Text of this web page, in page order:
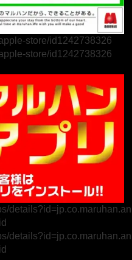
store/id1242738326
store/id1242738326
details?id=jp.co.maruhan.an
details?id=jp.co.maruhan.an